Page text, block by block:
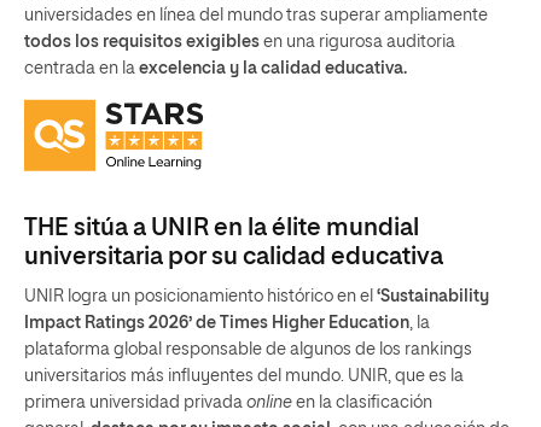
universidades en línea del mundo tras superar ampliamente
todos los requisitos exigibles en una rigurosa auditoria
centrada en la excelencia y la calidad educativa.
THE sitúa a UNIR en la élite mundial
universitaria por su calidad educativa
UNIR logra un posicionamiento histórico en el ‘Sustainability
Impact Ratings 2026’ de Times Higher Education, la
plataforma global responsable de algunos de los rankings
universitarios más influyentes del mundo. UNIR, que es la
primera universidad privada online en la clasificación